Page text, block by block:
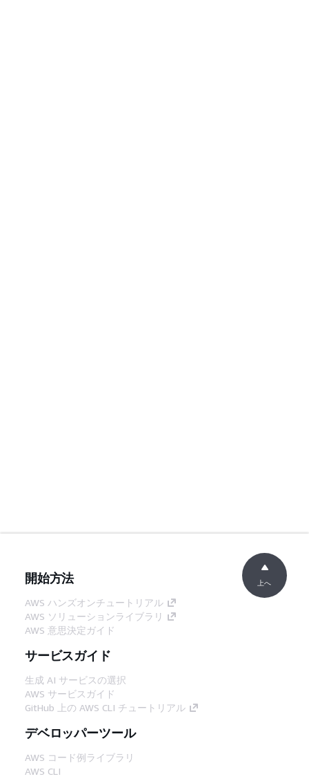
開始方法
AWS ハンズオンチュートリアル
AWS ソリューションライブラリ
AWS 意思決定ガイド
サービスガイド
生成 AI サービスの選択
AWS サービスガイド
GitHub 上の AWS CLI チュートリアル
デベロッパーツール
AWS コード例ライブラリ
AWS CLI
上へ